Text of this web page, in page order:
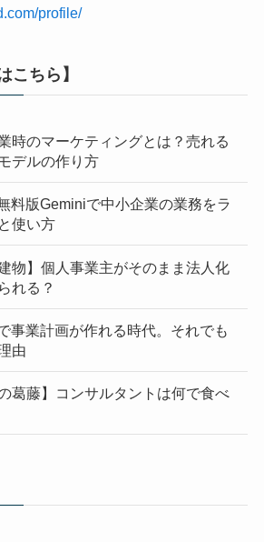
profile/
こちら】
時のマーケティングとは？売れる
デルの作り方
料版Geminiで中小企業の業務をラ
使い方
物】個人事業主がそのまま法人化
れる？
事業計画が作れる時代。それでも
由
葛藤】コンサルタントは何で食べ